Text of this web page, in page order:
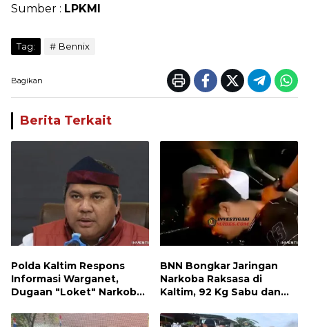
Sumber : LPKMI
Tag: Bennix
Bagikan
Berita Terkait
Polda Kaltim Respons
Informasi Warganet,
Dugaan "Loket" Narkoba
Perhatian
BNN Bongkar Jaringan
Narkoba Raksasa di
Kaltim, 92 Kg Sabu dan
Etomidate Disita